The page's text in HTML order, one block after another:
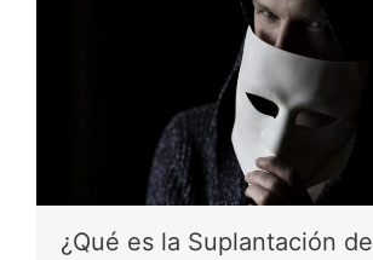
¿Qué es la Suplantación de